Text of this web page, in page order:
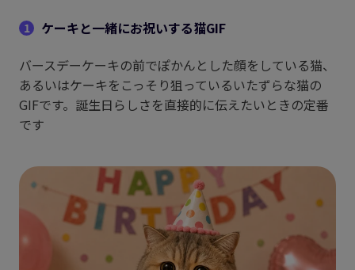
1
ケーキと一緒にお祝いする猫GIF
バースデーケーキの前でぽかんとした顔をしている猫、
あるいはケーキをこっそり狙っているいたずらな猫の
GIFです。誕生日らしさを直接的に伝えたいときの定番
です